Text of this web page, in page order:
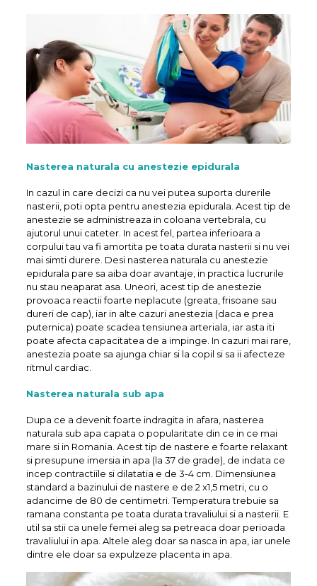
Nasterea naturala cu anestezie epidurala
In cazul in care decizi ca nu vei putea suporta durerile
nasterii, poti opta pentru anestezia epidurala. Acest tip de
anestezie se administreaza in coloana vertebrala, cu
ajutorul unui cateter. In acest fel, partea inferioara a
corpului tau va fi amortita pe toata durata nasterii si nu vei
mai simti durere. Desi nasterea naturala cu anestezie
epidurala pare sa aiba doar avantaje, in practica lucrurile
nu stau neaparat asa. Uneori, acest tip de anestezie
provoaca reactii foarte neplacute (greata, frisoane sau
dureri de cap), iar in alte cazuri anestezia (daca e prea
puternica) poate scadea tensiunea arteriala, iar asta iti
poate afecta capacitatea de a impinge. In cazuri mai rare,
anestezia poate sa ajunga chiar si la copil si sa ii afecteze
ritmul cardiac.
Nasterea naturala sub apa
Dupa ce a devenit foarte indragita in afara, nasterea
naturala sub apa capata o popularitate din ce in ce mai
mare si in Romania. Acest tip de nastere e foarte relaxant
si presupune imersia in apa (la 37 de grade), de indata ce
incep contractiile si dilatatia e de 3-4 cm. Dimensiunea
standard a bazinului de nastere e de 2 x1,5 metri, cu o
adancime de 80 de centimetri. Temperatura trebuie sa
ramana constanta pe toata durata travaliului si a nasterii. E
util sa stii ca unele femei aleg sa petreaca doar perioada
travaliului in apa. Altele aleg doar sa nasca in apa, iar unele
dintre ele doar sa expulzeze placenta in apa.